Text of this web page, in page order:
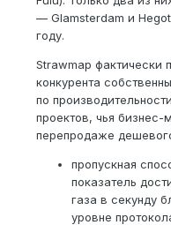
— Glamsterdam и
году.
Strawmap фактически
конкурента
по
проектов, чья бизнес-
перепродаже
пропускная
показатель
газа в секунду
уровне